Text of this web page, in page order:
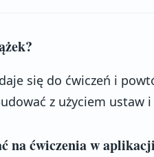
się do ćwiczeń i
z użyciem ustaw
na ćwiczenia w